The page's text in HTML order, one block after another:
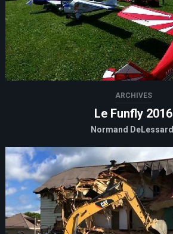
ARCHIVES
Le Funfly 2016
Normand DeLessard